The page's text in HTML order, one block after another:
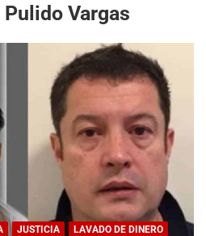
Vargas
JUSTICIA LAVADO DE DINERO